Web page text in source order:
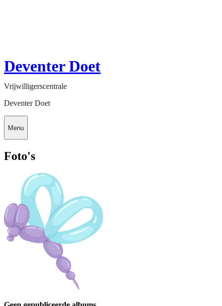
Deventer Doet
Vrijwilligerscentrale
Deventer Doet
Menu
Foto's